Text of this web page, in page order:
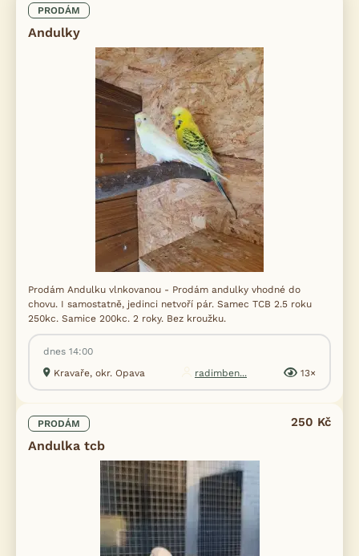
PRODÁM
Andulky
Prodám Andulku vlnkovanou - Prodám andulky vhodné do
chovu. I samostatně, jedinci netvoří pár. Samec TCB 2.5 roku
250kc. Samice 200kc. 2 roky. Bez kroužku.
dnes 14:00
Kravaře, okr. Opava
radimben... 13×
PRODÁM
Andulka tcb
250 Kč